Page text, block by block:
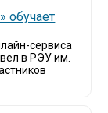
обучает
сервиса
в РЭУ им.